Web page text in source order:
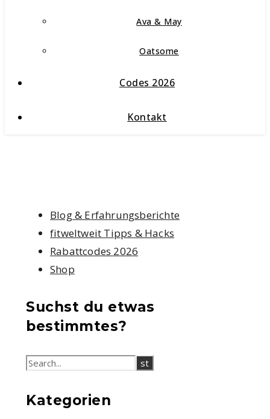
Ava & May
Oatsome
Codes 2026
Kontakt
Blog & Erfahrungsberichte
fitweltweit Tipps & Hacks
Rabattcodes 2026
Shop
Suchst du etwas
bestimmtes?
Kategorien